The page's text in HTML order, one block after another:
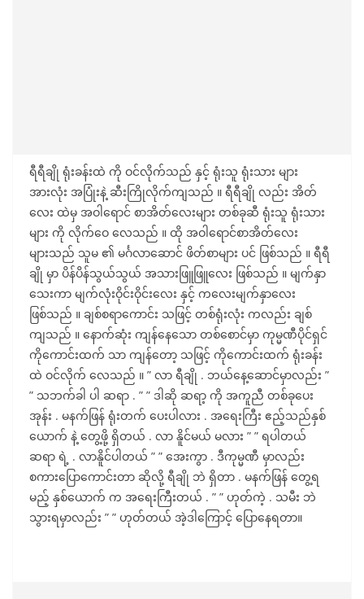
ရီရီချို ရုံးခန်းထဲ ကို ဝင်လိုက်သည် နှင့် ရုံးသူ ရုံးသား များ
အားလုံး အပြုံးနဲ့ ဆီးကြိုလိုက်ကျသည် ။ ရီရီချို လည်း အိတ်
လေး ထဲမှ အဝါရောင် စာအိတ်လေးများ တစ်ခုဆီ ရုံးသူ ရုံးသား
များ ကို လိုက်ဝေ လေသည် ။ ထို အဝါရောင်စာအိတ်လေး
များသည် သူမ ၏ မင်္ဂလာဆောင် ဖိတ်စာများ ပင် ဖြစ်သည် ။ ရီရီ
ချို မှာ ပိန်ပိန်သွယ်သွယ် အသားဖြူဖြူလေး ဖြစ်သည် ။ မျက်နှာ
သေးကာ မျက်လုံးဝိုင်းဝိုင်းလေး နှင့် ကလေးမျက်နှာလေး
ဖြစ်သည် ။ ချစ်စရာကောင်း သဖြင့် တစ်ရုံးလုံး ကလည်း ချစ်
ကျသည် ။ နောက်ဆုံး ကျန်နေသော တစ်စောင်မှာ ကုမ္မဏီပိုင်ရှင်
ကိုကောင်းထက် သာ ကျန်တော့ သဖြင့် ကိုကောင်းထက် ရုံးခန်း
ထဲ ဝင်လိုက် လေသည် ။ ” လာ ရီချို . ဘယ်နေ့ဆောင်မှာလည်း ”
” သဘက်ခါ ပါ ဆရာ . ” ” ဒါဆို ဆရာ့ ကို အကူညီ တစ်ခုပေး
အုန်း . မနက်ဖြန် ရုံးတက် ပေးပါလား . အရေးကြီး ဧည့်သည်နှစ်
ယောက် နဲ့ တွေ့ဖို့ ရှိတယ် . လာ နိူင်မယ် မလား ” ” ရပါတယ်
ဆရာ ရဲ့ . လာနိူင်ပါတယ် ” ” အေးကွာ . ဒီကုမ္မဏီ မှာလည်း
စကားပြောကောင်းတာ ဆိုလို့ ရီချို ဘဲ ရှိတာ . မနက်ဖြန် တွေ့ရ
မည့် နှစ်ယောက် က အရေးကြီးတယ် . ” ” ဟုတ်ကဲ့ . သမီး ဘဲ
သွားရမှာလည်း ” ” ဟုတ်တယ် အဲ့ဒါကြောင့် ပြောနေရတာ။